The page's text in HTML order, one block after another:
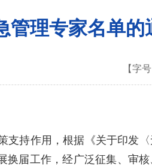
管理专家名单的
【字号
持作用，根据《关于印发
换届工作，经广泛征集、审核